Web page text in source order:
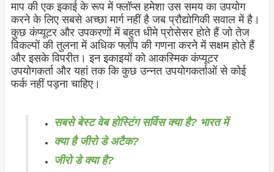
माप की एक इकाई के रूप में फ्लॉप्स हमेशा उस समय का उपयोग
करने के लिए सबसे अच्छा मार्ग नहीं है जब प्रौद्योगिकी सवाल में है।
कुछ कंप्यूटर और उपकरणों में बहुत धीमे प्रोसेसर होते हैं जो तेज
विकल्पों की तुलना में अधिक फ्लॉप की गणना करने में सक्षम होते हैं
और इसके विपरीत। इन इकाइयों को आकस्मिक कंप्यूटर
उपयोगकर्ता और यहां तक ​​कि कुछ उन्नत उपयोगकर्ताओं से कोई
फर्क नहीं पड़ना चाहिए।
सबसे बेस्ट वेब होस्टिंग सर्विस क्या है? भारत में
क्या है जीरो डे अटैक?
जीरो डे क्या है?